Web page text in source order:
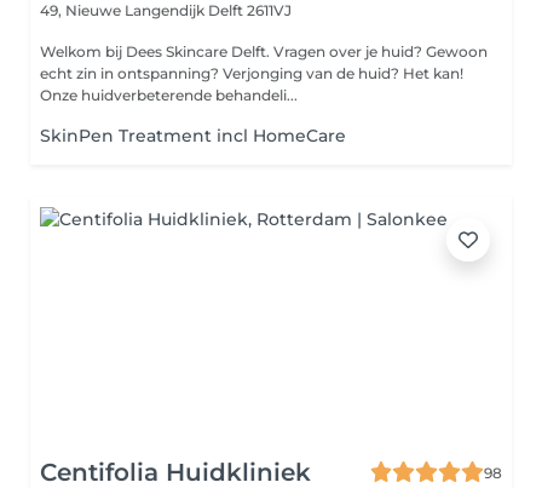
49, Nieuwe Langendijk Delft 2611VJ
Welkom bij Dees Skincare Delft. Vragen over je huid? Gewoon
echt zin in ontspanning? Verjonging van de huid? Het kan!
Onze huidverbeterende behandeli...
SkinPen Treatment incl HomeCare
Centifolia Huidkliniek
98